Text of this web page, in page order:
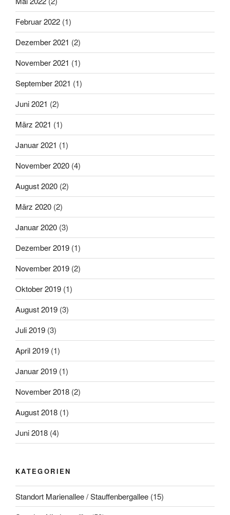
Februar 2022 (1)
Dezember 2021 (2)
November 2021 (1)
September 2021 (1)
Juni 2021 (2)
März 2021 (1)
Januar 2021 (1)
November 2020 (4)
August 2020 (2)
März 2020 (2)
Januar 2020 (3)
Dezember 2019 (1)
November 2019 (2)
Oktober 2019 (1)
August 2019 (3)
Juli 2019 (3)
April 2019 (1)
Januar 2019 (1)
November 2018 (2)
August 2018 (1)
Juni 2018 (4)
KATEGORIEN
Standort Marienallee / Stauffenbergallee (15)